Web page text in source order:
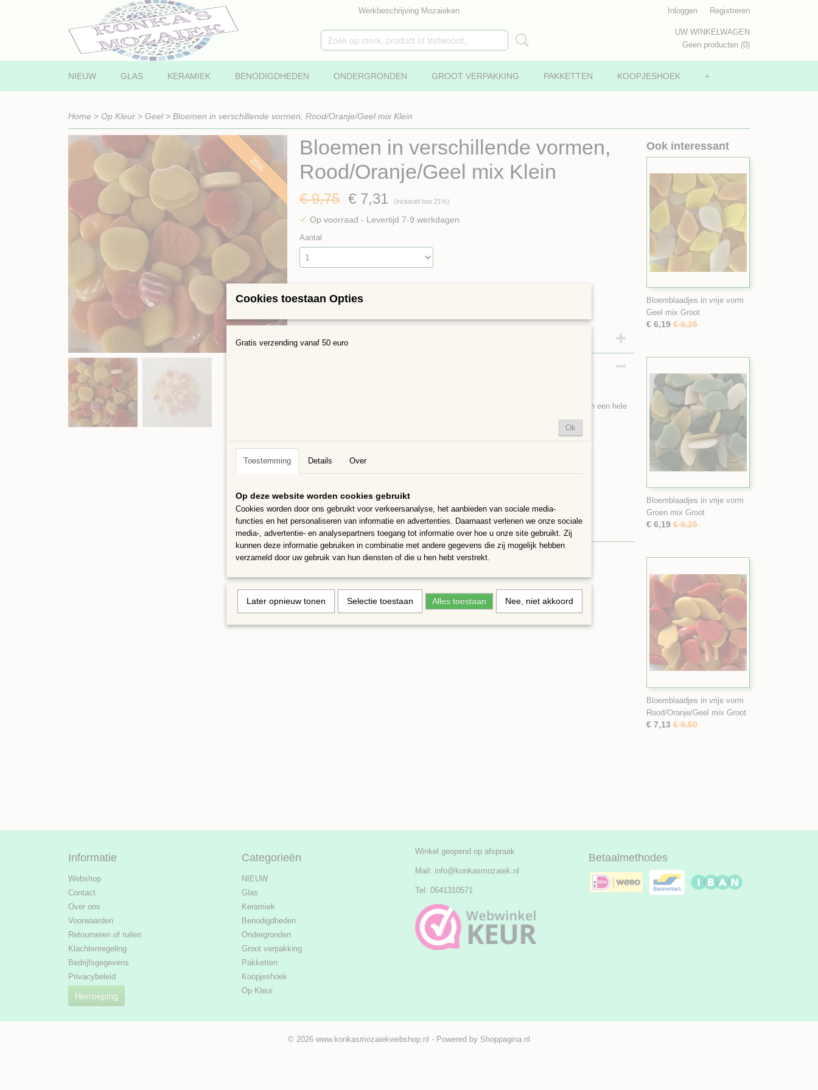
Werkbeschrijving Mozaieken Inloggen Registreren
UW WINKELWAGEN
Geen producten (0)
NIEUW GLAS KERAMIEK BENODIGDHEDEN ONDERGRONDEN GROOT VERPAKKING PAKKETTEN KOOPJESHOEK +
Home > Op Kleur > Geel> Bloemen in verschillende vormen, Rood/Oranje/Geel mix Klein
25%
Bloemen in verschillende vormen,
Rood/Oranje/Geel mix Klein
€ 9,75 € 7,31 (inclusief btw 21%)
✓ Op voorraad - Levertijd 7-9 werkdagen
Aantal
IN WINKELWAGEN
Specificaties
Glas bloemblaadjes in 9 verschillende vormen die gecombineerd kunnen worden om een hele
maten variëren van 11 mm-20 mm
Zijn goed te combineren met onze optic drops, darling dotz, mini nuggets als hartje
De foto is een voorbeeld, kleuren en vormen kunnen afwijken!!
Ook interessant
Bloemblaadjes in vrije vorm
Geel mix Groot
€ 6,19 € 8,25
Bloemblaadjes in vrije vorm
Groen mix Groot
€ 6,19 € 8,25
Bloemblaadjes in vrije vorm
Rood/Oranje/Geel mix Groot
€ 7,13 € 9,50
Informatie
Webshop
Contact
Over ons
Voorwaarden
Retourneren of ruilen
Klachtenregeling
Bedrijfsgegevens
Privacybeleid
Herroeping
Categorieën
NIEUW
Glas
Keramiek
Benodigdheden
Ondergronden
Groot verpakking
Pakketten
Koopjeshoek
Op Kleur
Winkel geopend op afspraak
Mail: info@konkasmozaiek.nl
Tel: 0641310571
Betaalmethodes
© 2026 www.konkasmozaiekwebshop.nl - Powered by Shoppagina.nl
Cookies toestaan Opties
Gratis verzending vanaf 50 euro
Ok
Toestemming Details Over
Op deze website worden cookies gebruikt
Cookies worden door ons gebruikt voor verkeersanalyse, het aanbieden van sociale media-
functies en het personaliseren van informatie en advertenties. Daarnaast verlenen we onze sociale
media-, advertentie- en analysepartners toegang tot informatie over hoe u onze site gebruikt. Zij
kunnen deze informatie gebruiken in combinatie met andere gegevens die zij mogelijk hebben
verzameld door uw gebruik van hun diensten of die u hen hebt verstrekt.
Later opnieuw tonen Selectie toestaan Alles toestaan Nee, niet akkoord